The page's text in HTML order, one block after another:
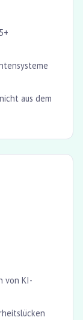
aus dem
von KI-